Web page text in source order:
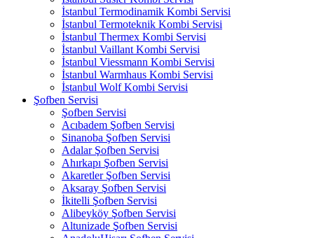
İstanbul Termodinamik Kombi Servisi
İstanbul Termoteknik Kombi Servisi
İstanbul Thermex Kombi Servisi
İstanbul Vaillant Kombi Servisi
İstanbul Viessmann Kombi Servisi
İstanbul Warmhaus Kombi Servisi
İstanbul Wolf Kombi Servisi
Şofben Servisi
Şofben Servisi
Acıbadem Şofben Servisi
Sinanoba Şofben Servisi
Adalar Şofben Servisi
Ahırkapı Şofben Servisi
Akaretler Şofben Servisi
Aksaray Şofben Servisi
İkitelli Şofben Servisi
Alibeyköy Şofben Servisi
Altunizade Şofben Servisi